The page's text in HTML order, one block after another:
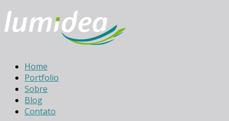
Home
Portfolio
Sobre
Blog
Contato